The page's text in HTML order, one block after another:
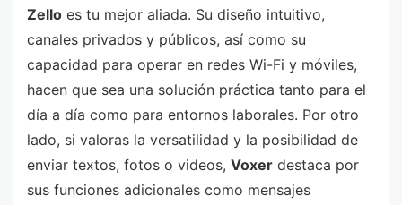
Zello es tu mejor aliada. Su diseño intuitivo,
canales privados y públicos, así como su
capacidad para operar en redes Wi-Fi y móviles,
hacen que sea una solución práctica tanto para el
día a día como para entornos laborales. Por otro
lado, si valoras la versatilidad y la posibilidad de
enviar textos, fotos o videos, Voxer destaca por
sus funciones adicionales como mensajes